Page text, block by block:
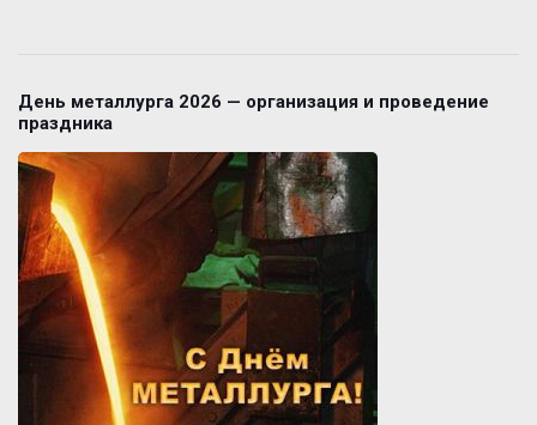
День металлурга 2026 — организация и проведение
праздника